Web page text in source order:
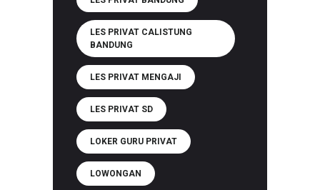
LES PRIVAT CALISTUNG
BANDUNG
LES PRIVAT MENGAJI
LES PRIVAT SD
LOKER GURU PRIVAT
LOWONGAN